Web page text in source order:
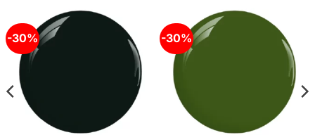
-30% -30%